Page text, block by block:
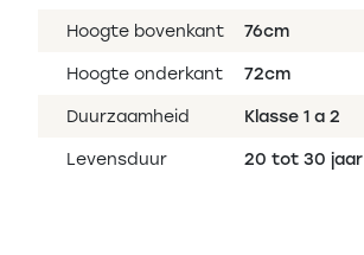
Hoogte bovenkant
76cm
Hoogte onderkant
72cm
Duurzaamheid
Klasse 1 a 2
Levensduur
20 tot 30 jaar